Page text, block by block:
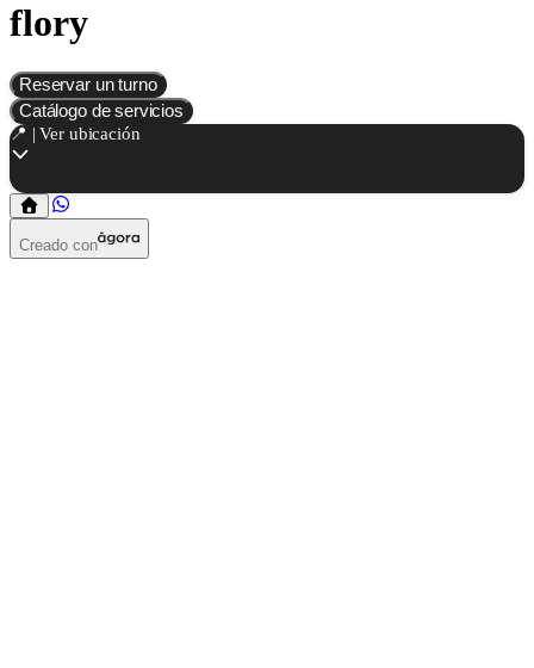
flory
Reservar un turno
Catálogo de servicios
📍 | Ver ubicación
Creado con